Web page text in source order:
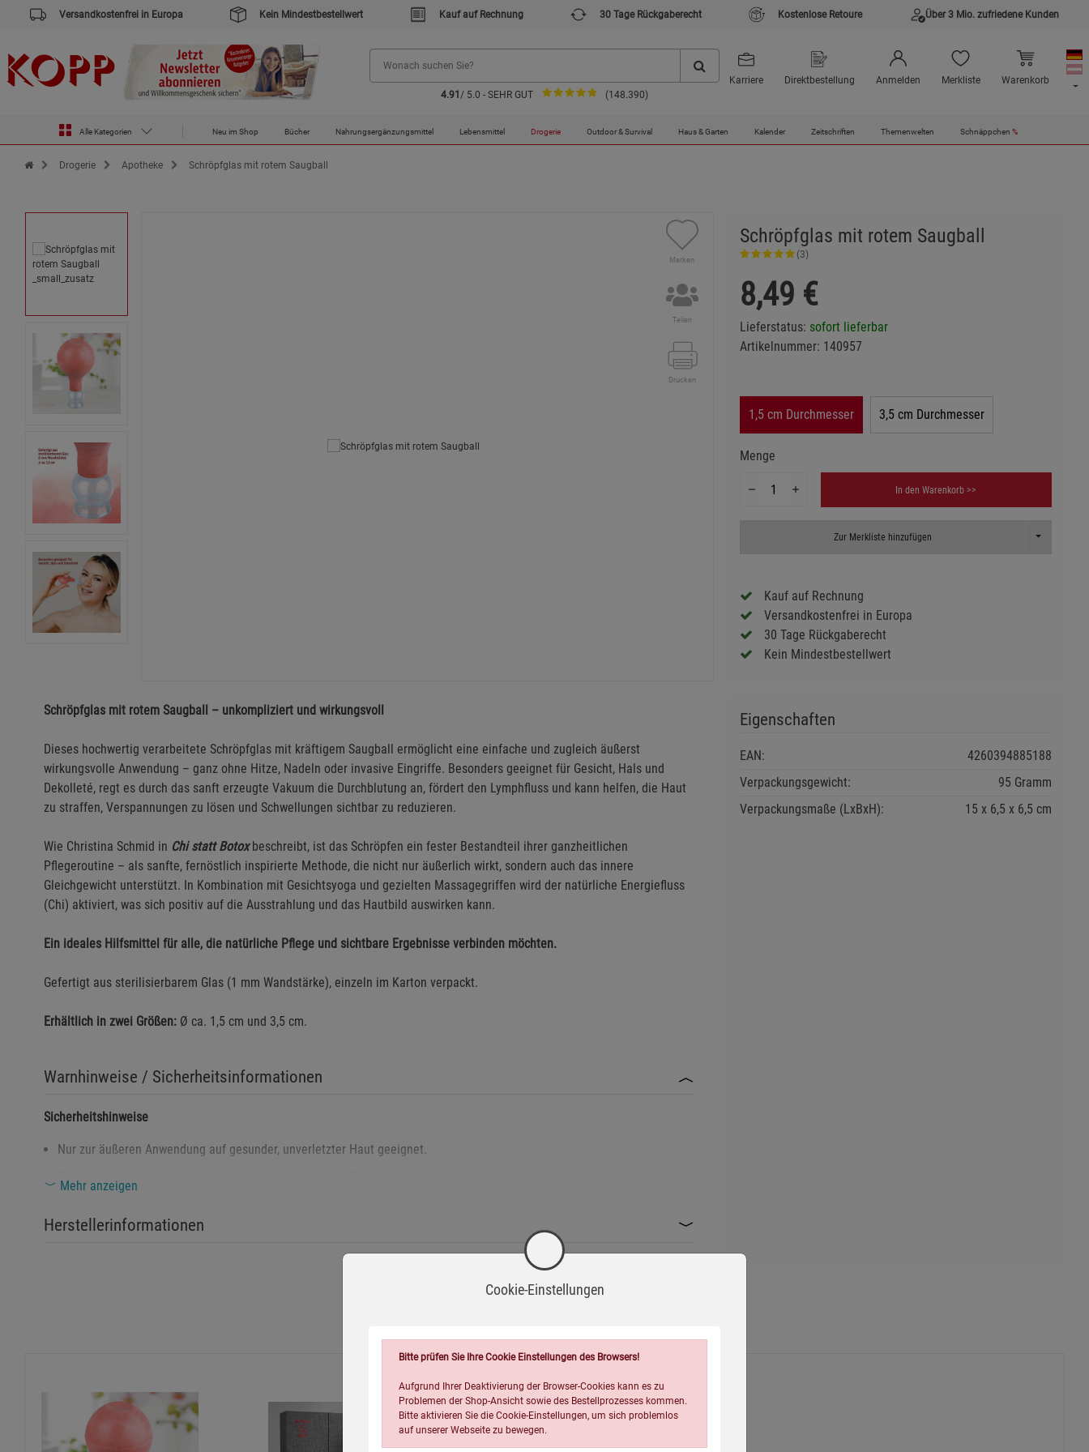
Versandkostenfrei in Europa Kein Mindestbestellwert Kauf auf Rechnung 30 Tage Rückgaberecht Kostenlose Retoure Über 3 Mio. zufriedene Kunden
4.91 / 5.0 - SEHR GUT (148.390)
Karriere Direktbestellung Anmelden Merkliste Warenkorb
Alle Kategorien Neu im Shop Bücher Nahrungsergänzungsmittel Lebensmittel Drogerie Outdoor & Survival Haus & Garten Kalender Zeitschriften Themenwelten Schnäppchen %
Zur Startseite des Kopp Verlag Online-Shop
Drogerie Apotheke Schröpfglas mit rotem Saugball
Merken
Teilen
Drucken
Schröpfglas mit rotem Saugball
(3)
8,49 €
Lieferstatus: sofort lieferbar
Artikelnummer: 140957
1,5 cm Durchmesser 3,5 cm Durchmesser
Menge
In den Warenkorb >>
Zur Merkliste hinzufügen Toggle
Kauf auf Rechnung
Versandkostenfrei in Europa
30 Tage Rückgaberecht
Kein Mindestbestellwert
Schröpfglas mit rotem Saugball – unkompliziert und wirkungsvoll
Dieses hochwertig verarbeitete Schröpfglas mit kräftigem Saugball ermöglicht eine einfache und zugleich äußerst
wirkungsvolle Anwendung – ganz ohne Hitze, Nadeln oder invasive Eingriffe. Besonders geeignet für Gesicht, Hals und
Dekolleté, regt es durch das sanft erzeugte Vakuum die Durchblutung an, fördert den Lymphfluss und kann helfen, die Haut
zu straffen, Verspannungen zu lösen und Schwellungen sichtbar zu reduzieren.
Wie Christina Schmid in Chi statt Botoxbeschreibt, ist das Schröpfen ein fester Bestandteil ihrer ganzheitlichen
Pflegeroutine – als sanfte, fernöstlich inspirierte Methode, die nicht nur äußerlich wirkt, sondern auch das innere
Gleichgewicht unterstützt. In Kombination mit Gesichtsyoga und gezielten Massagegriffen wird der natürliche Energiefluss
(Chi) aktiviert, was sich positiv auf die Ausstrahlung und das Hautbild auswirken kann.
Ein ideales Hilfsmittel für alle, die natürliche Pflege und sichtbare Ergebnisse verbinden möchten.
Gefertigt aus sterilisierbarem Glas (1 mm Wandstärke), einzeln im Karton verpackt.
Erhältlich in zwei Größen: Ø ca. 1,5 cm und 3,5 cm.
Warnhinweise / Sicherheitsinformationen
Sicherheitshinweise
Nur zur äußeren Anwendung auf gesunder, unverletzter Haut geeignet.
Vor der ersten Anwendung sorgfältig reinigen und desinfizieren.
Bei bekannter Hautempfindlichkeit, Gerinnungsstörungen oder Blutverdünnung vorab ärztlichen Rat einholen.
Das Schröpfglas darf nicht zur Selbsttherapie bei unklaren Beschwerden eingesetzt werden.
Nach der Anwendung kann es zu vorübergehenden Hautverfärbungen kommen (z. B. Rötungen oder Blutergüsse).
Mehr anzeigen
Herstellerinformationen
Eigenschaften
EAN:
4260394885188
Verpackungsgewicht:
95 Gramm
Verpackungsmaße (LxBxH):
15 6,5 6,5 cm
Cookie-Einstellungen
Bitte prüfen Sie Ihre Cookie Einstellungen des Browsers!
Aufgrund Ihrer Deaktivierung der Browser-Cookies kann es zu
Problemen der Shop-Ansicht sowie des Bestellprozesses kommen.
Bitte aktivieren Sie die Cookie-Einstellungen, um sich problemlos
auf unserer Webseite zu bewegen.